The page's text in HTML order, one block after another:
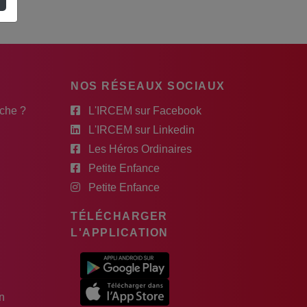
?
NOS RÉSEAUX SOCIAUX
L'IRCEM sur Facebook
L'IRCEM sur Linkedin
Les Héros Ordinaires
Petite Enfance
Petite Enfance
TÉLÉCHARGER
L'APPLICATION